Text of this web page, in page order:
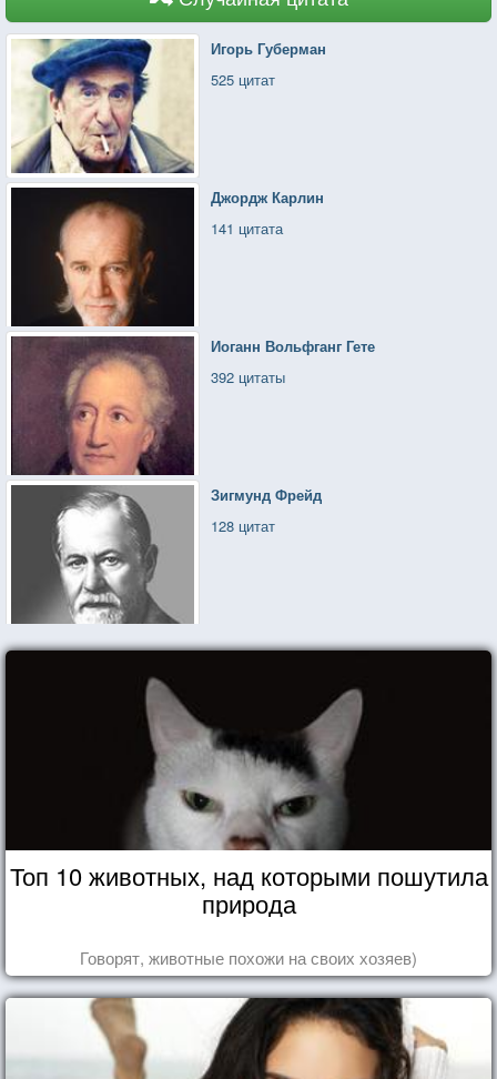
Игорь Губерман
525 цитат
Джордж Карлин
141 цитата
Иоганн Вольфганг Гете
392 цитаты
Зигмунд Фрейд
128 цитат
Топ 10 животных, над которыми пошутила
природа
Говорят, животные похожи на своих хозяев)